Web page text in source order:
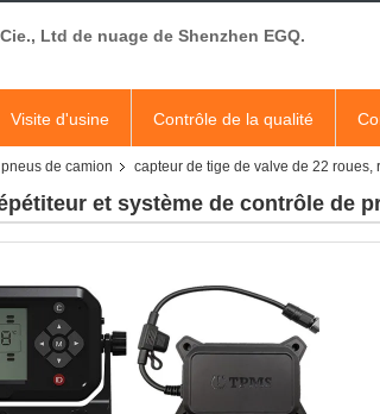
Ltd de nuage de Shenzhen EGQ.
Visite d'usine Contrôle de la qualité
de camion
capteur de tige de valve de 22
et système de contrôle de